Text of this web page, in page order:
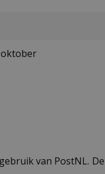
van PostNL.